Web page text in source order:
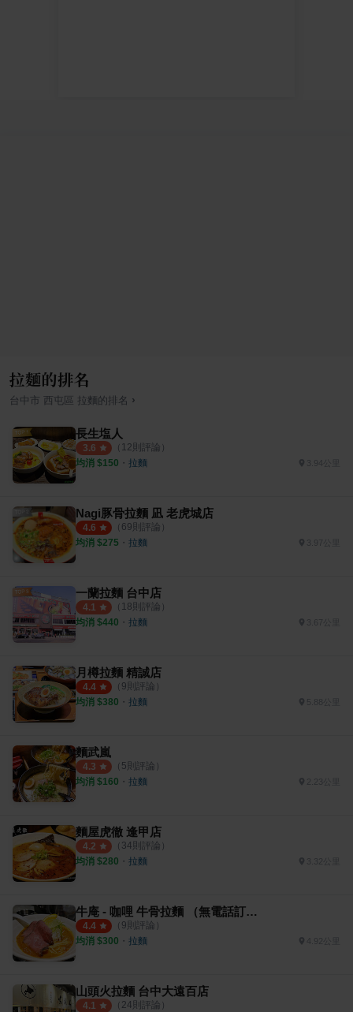
拉麵的排名
台中市 西屯區 拉麵的排名 ›
長生塩人
3.6 （ 12則評論）
均消 $150 ・ 拉麵 3.94公里
Nagi豚骨拉麵 凪 老虎城店
4.6 （ 69則評論）
均消 $275 ・ 拉麵
一蘭拉麵 台中店
4.1 （ 18則評論）
均消 $440 ・ 拉麵
月樽拉麵 精誠店
4.4 （ 9則評論）
均消 $380 ・ 拉麵 5.88公里
麵武嵐
4.3 （ 5則評論）
均消 $160 ・ 拉麵
麵屋虎徹 逢甲店
4.2 （ 34則評論）
均消 $280 ・ 拉麵
牛庵 - 咖哩 牛骨拉麵 （無電話訂位）
4.4 （ 9則評論）
均消 $300 ・ 拉麵 4.92公里
山頭火拉麵 台中大遠百店
4.1 （ 24則評論）